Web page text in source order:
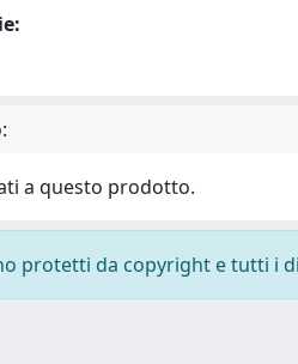
a questo prodotto.
protetti da copyright e tutti i